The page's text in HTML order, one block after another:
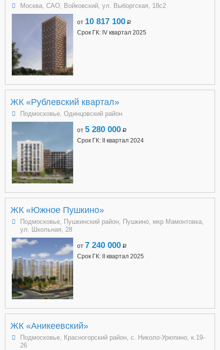
Москва, САО, Войковский, ул. Выборгская, 18с2
от 10 817 100 a
Срок ГК: IV квартал 2025
ЖК «Рублевский квартал»
Подмосковье, Одинцовский район
от 5 280 000 a
Срок ГК: II квартал 2024
ЖК «Южное Пушкино»
Подмосковье, Пушкинский район, Пушкино, мкр Мамонтовка,
ул. Школьная, 28
от 7 240 000 a
Срок ГК: II квартал 2025
ЖК «Аникеевский»
Подмосковье, Красногорский район, с. Николо-Урюпино, к.19-
26